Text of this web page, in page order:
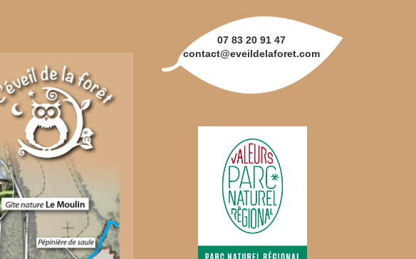
07 83 20 91 47
contact@eveildelaforet.com